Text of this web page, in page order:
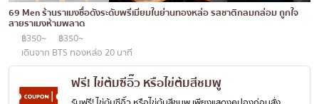
เบนโตะ/บริการส่งอาหารญี่ปุ่น
ภูเก็ต
พัทยา
ธนิยะ
พระราม 3
69 Men ร้านราเมงชื่อดังระดับพรีเมียมในย่านทองหล่อ รสชาติกลมกล่อม ถูกใจ
สายราเมงห้ามพลาด
฿350~
฿350~
เดินจาก BTS ทองหล่อ 20 นาที
ฟรี! ไข่ต้มซีอิ๊ว หรือไข่ต้มสีชมพู